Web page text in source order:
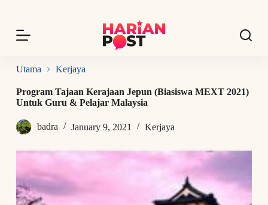
p
o
o
n
n
Utama Kerjaya
Program Tajaan Kerajaan Jepun (Biasiswa MEXT 2021)
Untuk Guru & Pelajar Malaysia
badra January 9, 2021 Kerjaya